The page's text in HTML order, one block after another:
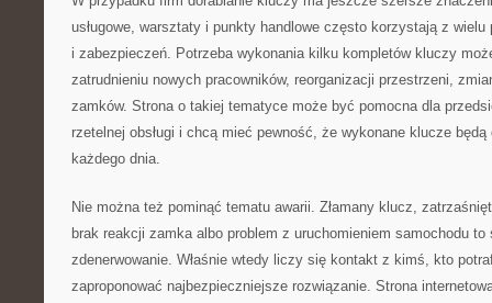
usługowe, warsztaty i punkty handlowe często korzystają z
i zabezpieczeń. Potrzeba wykonania kilku kompletów kluczy
zatrudnieniu nowych pracowników, reorganizacji przestrzeni,
zamków. Strona o takiej tematyce może być pomocna dla
rzetelnej obsługi i chcą mieć pewność, że wykonane klucze będą
każdego dnia.
Nie można też pominąć tematu awarii. Złamany klucz,
brak reakcji zamka albo problem z uruchomieniem samochodu to
zdenerwowanie. Właśnie wtedy liczy się kontakt z kimś, kto
zaproponować najbezpieczniejsze rozwiązanie. Strona